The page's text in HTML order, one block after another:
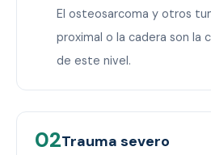
El osteosarcoma y otros
proximal o la cadera son la
de este nivel.
02Trauma severo